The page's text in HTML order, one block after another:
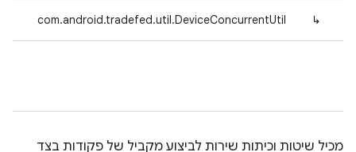
↳
com.android.tradefed.util.DeviceConcurrentUtil
מכיל שיטות וכיתות שירות לביצוע מקביל של פקודות בצד